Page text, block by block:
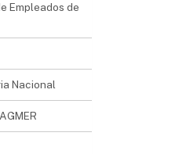
Empleados de
Nacional